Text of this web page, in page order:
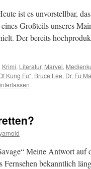
ist es unvorstellbar,
Großteils unseres
Der bereits
Krimi, Literatur, Marvel,
Kung Fu“, Bruce Lee, Dr, Fu
Meine Antwort
bekanntlich